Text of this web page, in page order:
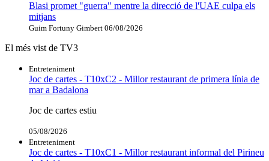
Blasi promet "guerra" mentre la direcció de l'UAE culpa els
mitjans
Guim Fortuny Gimbert 06/08/2026
El més vist de TV3
Entreteniment
Joc de cartes - T10xC2 - Millor restaurant de primera línia de
mar a Badalona
Joc de cartes estiu
05/08/2026
Entreteniment
Joc de cartes - T10xC1 - Millor restaurant informal del Pirineu